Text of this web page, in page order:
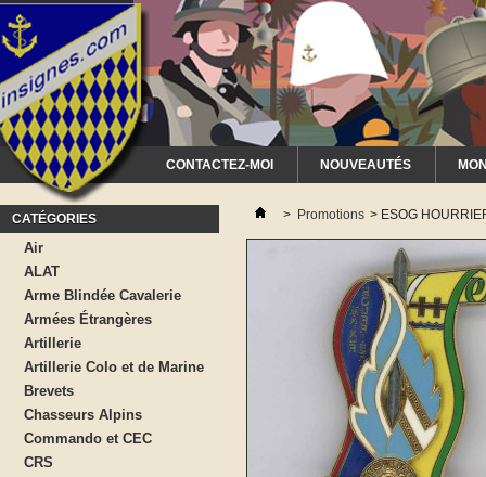
CONTACTEZ-MOI NOUVEAUTÉS
CATÉGORIES
Air
ALAT
Arme Blindée Cavalerie
Armées Étrangères
Artillerie
Artillerie Colo et de Marine
Brevets
Chasseurs Alpins
Commando et CEC
CRS
> Promotions > ESOG